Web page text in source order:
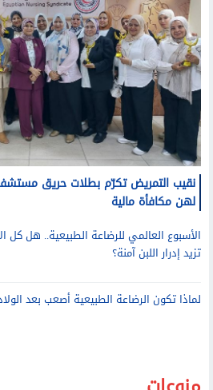
نقيب التمريض تكرّم بطلات حريق
لهن مكافأة مالية
الأسبوع العالمي للرضاعة الطبيعية.. هل كل
تزيد إدرار اللبن آمنة؟